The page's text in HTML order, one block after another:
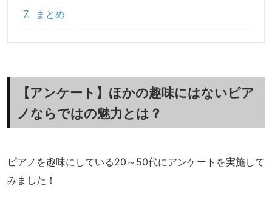
7. まとめ
【アンケート】ほかの趣味にはないピア
ノならではの魅力とは？
ピアノを趣味にしている20～50代にアンケートを実施して
みました！